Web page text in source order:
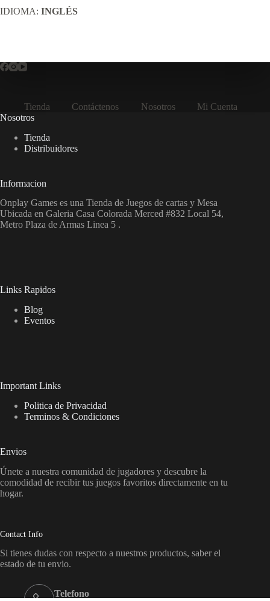
IDIOMA: INGLÉS
Tienda Contáctenos Nosotros
Mi Cuenta
Nosotros
Tienda
Distribuidores
Informacion
Onplay Games es una Tienda de Juegos de cartas y Mesa
Ubicada en Galeria Casa Colorada Merced #832 Local 54,
Metro Plaza de Armas Linea 5 .
Links Rapidos
Blog
Eventos
Important Links
Politica de Privacidad
Terminos & Condiciones
Envios
Únete a nuestra comunidad de jugadores y descubre la
comodidad de recibir tus juegos favoritos directamente en tu
hogar.
Contact Info
Si tienes dudas con respecto a nuestros productos, saber el
estado de tu envio.
Telefono